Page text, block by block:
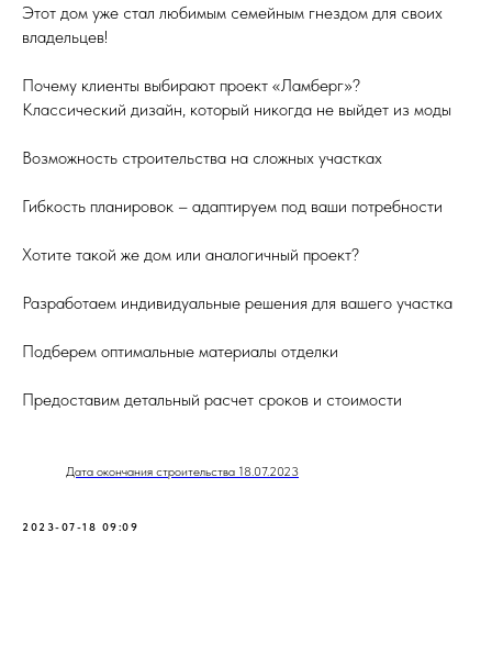
Этот дом уже стал любимым семейным гнездом для своих
владельцев!
Почему клиенты выбирают проект «Ламберг»?
Классический дизайн, который никогда не выйдет из моды
Возможность строительства на сложных участках
Гибкость планировок – адаптируем под ваши потребности
Хотите такой же дом или аналогичный проект?
Разработаем индивидуальные решения для вашего участка
Подберем оптимальные материалы отделки
Предоставим детальный расчет сроков и стоимости
Дата окончания строительства 18.07.2023
2023-07-18 09:09